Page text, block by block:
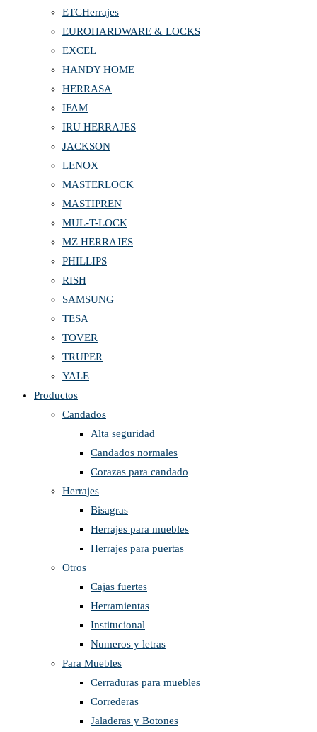
ETCHerrajes
EUROHARDWARE & LOCKS
EXCEL
HANDY HOME
HERRASA
IFAM
IRU HERRAJES
JACKSON
LENOX
MASTERLOCK
MASTIPREN
MUL-T-LOCK
MZ HERRAJES
PHILLIPS
RISH
SAMSUNG
TESA
TOVER
TRUPER
YALE
Productos
Candados
Alta seguridad
Candados normales
Corazas para candado
Herrajes
Bisagras
Herrajes para muebles
Herrajes para puertas
Otros
Cajas fuertes
Herramientas
Institucional
Numeros y letras
Para Muebles
Cerraduras para muebles
Correderas
Jaladeras y Botones